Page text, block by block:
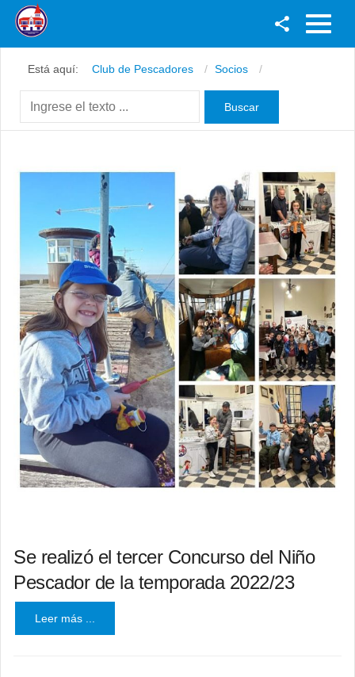
Youtube
Está aquí: Club de Pescadores Socios
Se realizó el tercer Concurso del Niño
Pescador de la temporada 2022/23
Leer más ...